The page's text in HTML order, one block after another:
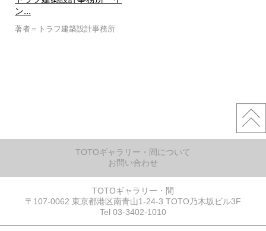
ン...
著者＝トラフ建築設計事務所
TOTOギャラリー・間について
お問い合わせ
TOTOギャラリー・間
〒107-0062 東京都港区南青山1-24-3 TOTO乃木坂ビル3F
Tel 03-3402-1010